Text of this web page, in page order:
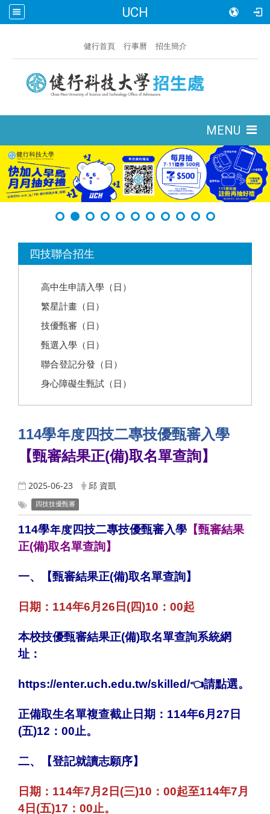
UCH
健行首頁 行事曆 招生簡介
MENU
四技聯合招生
高中生申請入學（日）
繁星計畫（日）
技優甄審（日）
甄選入學（日）
聯合登記分發（日）
身心障礙生甄試（日）
114學年度四技二專技優甄審入學
【甄審結果正(備)取名單查詢】
2025-06-23 邱 資凱
四技技優甄審
114學年度四技二專技優甄審入學 【甄審結果
正(備)取名單查詢】
一、【甄審結果正(備)取名單查詢】
日期：114年6月26日(四)10：00起
本校技優甄審結果正(備)取名單查詢系統網
址：
https://enter.uch.edu.tw/skilled/👈請點選。
正備取生名單複查截止日期：114年6月27日
(五)12：00止。
二、【登記就讀志願序】
日期：114年7月2日(三)10：00起至114年7月
4日(五)17：00止。